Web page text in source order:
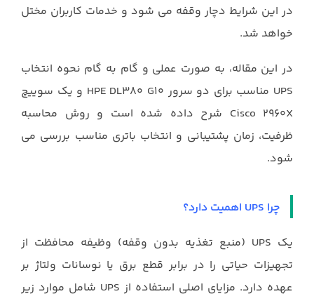
در این شرایط دچار وقفه می شود و خدمات کاربران مختل
خواهد شد.
در این مقاله، به صورت عملی و گام به گام نحوه انتخاب
UPS مناسب برای دو سرور HPE DL۳۸۰ G۱۰ و یک سوییچ
Cisco ۲۹۶۰X شرح داده شده است و روش محاسبه
ظرفیت، زمان پشتیبانی و انتخاب باتری مناسب بررسی می
شود.
چرا UPS اهمیت دارد؟
یک UPS (منبع تغذیه بدون وقفه) وظیفه محافظت از
تجهیزات حیاتی را در برابر قطع برق یا نوسانات ولتاژ بر
عهده دارد. مزایای اصلی استفاده از UPS شامل موارد زیر